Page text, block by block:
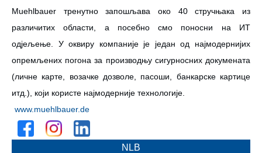
Muehlbauer тренутно запошљава око 40 стручњака из
различитих области, а посебно смо поносни на ИТ
одјељење. У оквиру компаније је један од најмодернијих
опремљених погона за производњу сигурносних докумената
(личне карте, возачке дозволе, пасоши, банкарске картице
итд.), који користе најмодерније технологије.
www.muehlbauer.de
NLB